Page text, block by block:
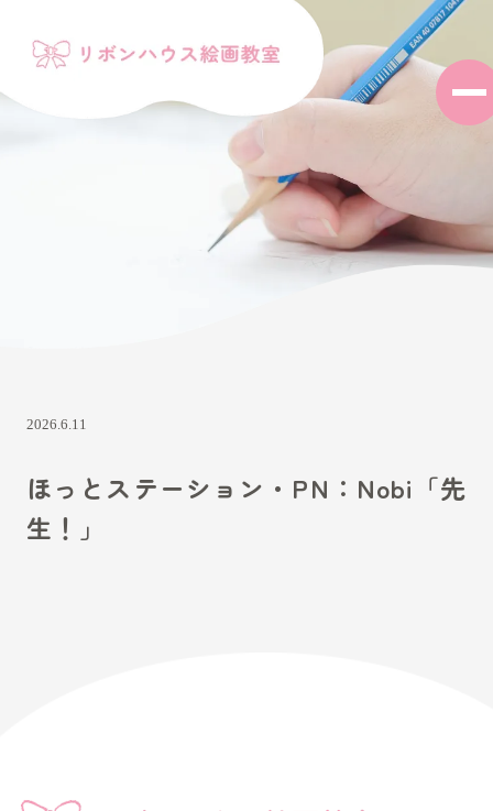
2026.6.11
ほっとステーション・PN：Nobi「先
生！」